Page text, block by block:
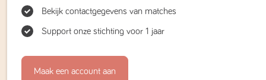
Bekijk contactgegevens van matches
Support onze stichting voor 1 jaar
Maak een account aan